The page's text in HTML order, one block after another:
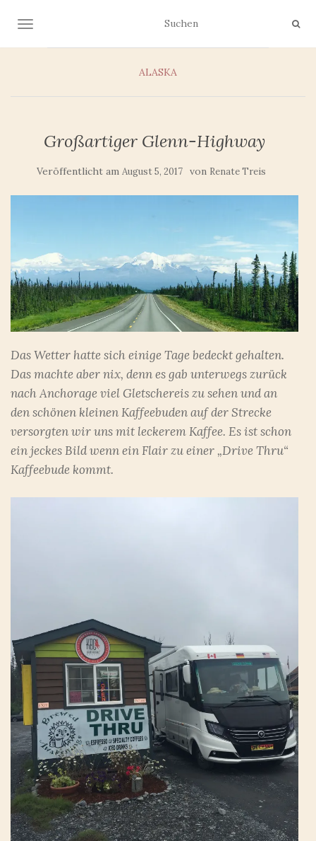
NAVIGATION UMSCHALTEN
ALASKA
Großartiger Glenn-Highway
Veröffentlicht am August 5, 2017 von Renate Treis
Das Wetter hatte sich einige Tage bedeckt gehalten.
Das machte aber nix, denn es gab unterwegs zurück
nach Anchorage viel Gletschereis zu sehen und an
den schönen kleinen Kaffeebuden auf der Strecke
versorgten wir uns mit leckerem Kaffee. Es ist schon
ein jeckes Bild wenn ein Flair zu einer „Drive Thru“
Kaffeebude kommt.